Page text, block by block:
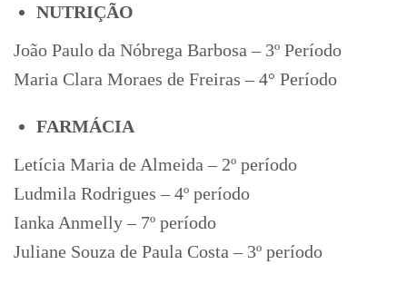
NUTRIÇÃO
João Paulo da Nóbrega Barbosa – 3º Período
Maria Clara Moraes de Freiras – 4° Período
FARMÁCIA
Letícia Maria de Almeida – 2º período
Ludmila Rodrigues – 4º período
Ianka Anmelly – 7º período
Juliane Souza de Paula Costa – 3º período